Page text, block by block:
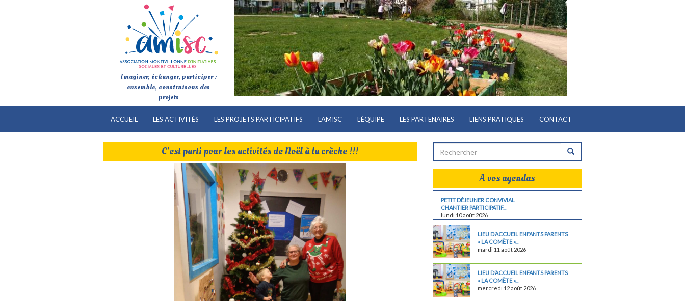
Imaginer, échanger, participer :
ensemble, construisons des
projets
ACCUEIL LES ACTIVITÉS LES PROJETS PARTICIPATIFS L’AMISC L’ÉQUIPE LES PARTENAIRES LIENS PRATIQUES CONTACT
C’est parti pour les activités de Noël à la crèche !!!
A vos agendas
PETIT DÉJEUNER CONVIVIAL
CHANTIER PARTICIPATIF...
lundi 10 août 2026
LIEU D’ACCUEIL ENFANTS PARENTS
« LA COMÈTE »...
mardi 11 août 2026
LIEU D’ACCUEIL ENFANTS PARENTS
« LA COMÈTE »...
mercredi 12 août 2026